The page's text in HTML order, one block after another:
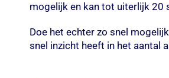
mogelijk en kan tot uiterlijk 20
Doe het echter zo snel
snel inzicht heeft in het aantal